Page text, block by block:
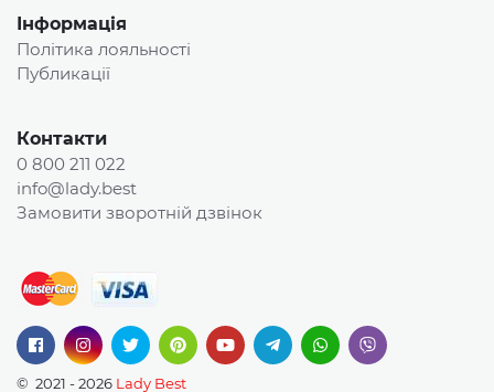
Інформація
Політика лояльності
Публикації
Контакти
0 800 211 022
info@lady.best
Замовити зворотній дзвінок
© 2021 - 2026 Lady Best